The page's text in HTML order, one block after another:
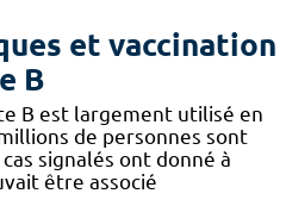
et vaccination
B
B est largement utilisé en
de personnes sont
signalés ont donné à
être associé